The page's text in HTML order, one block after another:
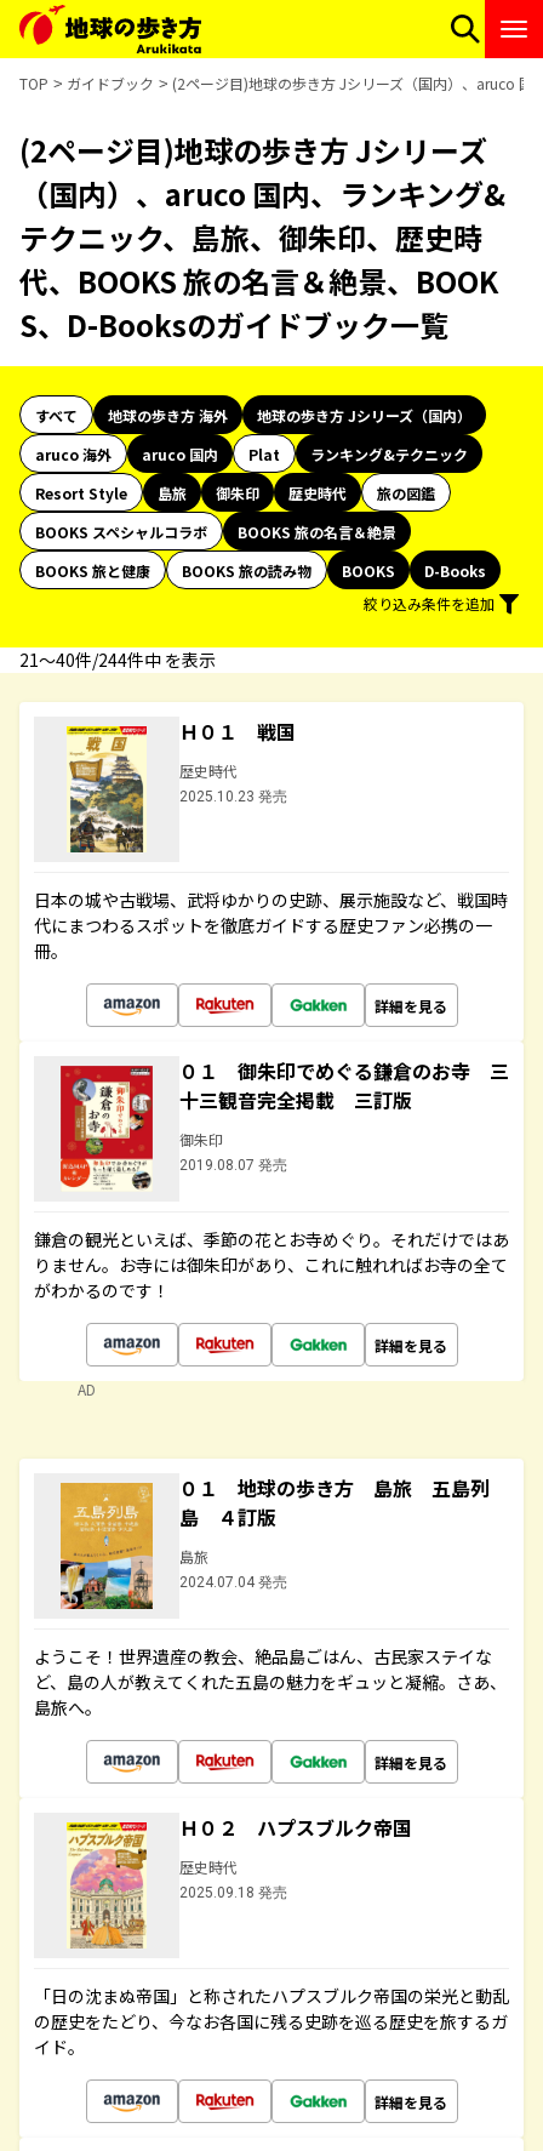
TOP ガイドブック (2ページ目)地球の歩き方 Jシリーズ（国内）、aruco
(2ページ目)地球の歩き方 Jシリーズ
（国内）、aruco 国内、ランキング&
テクニック、島旅、御朱印、歴史時
代、BOOKS 旅の名言＆絶景、BOOK
S、D-Booksのガイドブック一覧
すべて 地球の歩き方 海外
地球の歩き方 Jシリーズ（国内）
aruco 海外
aruco 国内 Plat
ランキング&テクニック
Resort Style
島旅 御朱印 歴史時代
旅の図鑑
BOOKS スペシャルコラボ
BOOKS 旅の名言＆絶景
BOOKS 旅と健康
BOOKS 旅の読み物 BOOKS
D-Books
絞り込み条件を追加
21〜40件/244件中 を表示
Ｈ０１ 戦国
歴史時代
2025.10.23 発売
日本の城や古戦場、武将ゆかりの史跡、展示施設など、戦国時
代にまつわるスポットを徹底ガイドする歴史ファン必携の一
冊。
詳細を見る
０１ 御朱印でめぐる鎌倉のお寺 三
十三観音完全掲載 三訂版
御朱印
2019.08.07 発売
鎌倉の観光といえば、季節の花とお寺めぐり。それだけではあ
りません。お寺には御朱印があり、これに触れればお寺の全て
がわかるのです！
詳細を見る
AD
０１ 地球の歩き方 島旅 五島列
島 ４訂版
島旅
2024.07.04 発売
ようこそ！世界遺産の教会、絶品島ごはん、古民家ステイな
ど、島の人が教えてくれた五島の魅力をギュッと凝縮。さあ、
島旅へ。
詳細を見る
Ｈ０２ ハプスブルク帝国
歴史時代
2025.09.18 発売
「日の沈まぬ帝国」と称されたハプスブルク帝国の栄光と動乱
の歴史をたどり、今なお各国に残る史跡を巡る歴史を旅するガ
イド。
詳細を見る